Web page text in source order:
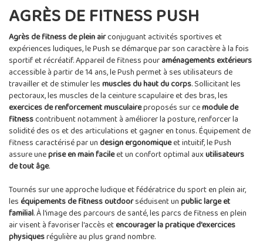
AGRÈS DE FITNESS PUSH
Agrès de fitness de plein airconjuguant activités sportives et
expériences ludiques, le Push se démarque par son caractère à la fois
sportif et récréatif. Appareil de fitness pouraménagements extérieurs
accessible à partir de 14 ans, le Push permet à ses utilisateurs de
travailler et de stimuler lesmuscles du haut du corps. Sollicitant les
pectoraux, les muscles de la ceinture scapulaire et des bras, les
exercices de renforcement musculaireproposés sur cemodule de
fitnesscontribuent notamment à améliorer la posture, renforcer la
solidité des os et des articulations et gagner en tonus. Équipement de
fitness caractérisé par undesign ergonomiqueet intuitif, le Push
assure uneprise en main facileet un confort optimal auxutilisateurs
de tout âge.
Tournés sur une approche ludique et fédératrice du sport en plein air,
leséquipements de fitness outdoorséduisent unpublic large et
familial. À l'image des parcours de santé, les parcs de fitness en plein
air visent à favoriser l'accès etencourager la pratique d'exercices
physiquesrégulière au plus grand nombre.